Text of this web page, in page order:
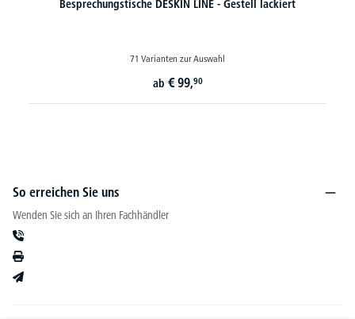
LINE - Gestell lackiert Besprechungstische BASE-
So erreichen Sie uns
Wenden Sie sich an Ihren Fachhändler